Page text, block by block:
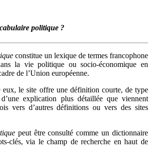
politique ?
constitue un lexique de termes francophone
la vie politique ou socio-économique en
de l’Union européenne.
eux, le site offre une définition courte, de type
explication plus détaillée que viennent
vers d’autres définitions ou vers des sites
peut être consulté comme un dictionnaire
clés, via le champ de recherche en haut de